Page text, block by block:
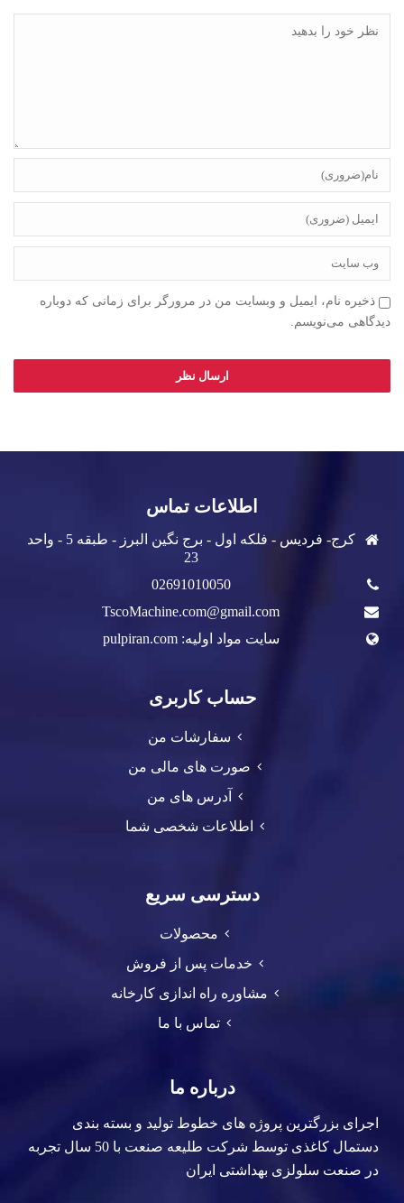
ذخیره نام، ایمیل و وبسایت من در مرورگر برای زمانی که دوباره
دیدگاهی می‌نویسم.
اطلاعات تماس
کرج- فردیس - فلکه اول - برج نگین البرز - طبقه 5 - واحد
23
02691010050
TscoMachine.com@gmail.com
سایت مواد اولیه: pulpiran.com
حساب کاربری
سفارشات من
صورت های مالی من
آدرس های من
اطلاعات شخصی شما
دسترسی سریع
محصولات
خدمات پس از فروش
مشاوره راه اندازی کارخانه
تماس با ما
درباره ما
اجرای بزرگترین پروژه های خطوط تولید و بسته بندی
دستمال کاغذی توسط شرکت طلیعه صنعت با 50 سال تجربه
در صنعت سلولزی بهداشتی ایران